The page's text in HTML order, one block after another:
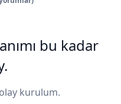
bu kadar
kurulum.